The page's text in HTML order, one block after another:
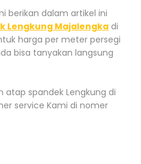
berikan dalam artikel ini
Lengkung Majalengka di
harga per meter persegi
bisa tanyakan langsung
spandek Lengkung di
service Kami di nomer